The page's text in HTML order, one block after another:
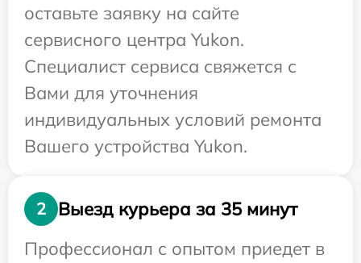
оставьте заявку на сайте
сервисного центра Yukon.
Специалист сервиса свяжется с
Вами для уточнения
индивидуальных условий ремонта
Вашего устройства Yukon.
2
Выезд курьера за 35 минут
Профессионал с опытом приедет в